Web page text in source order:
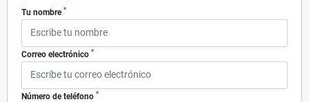
Tu nombre *
Correo electrónico *
Número de teléfono *